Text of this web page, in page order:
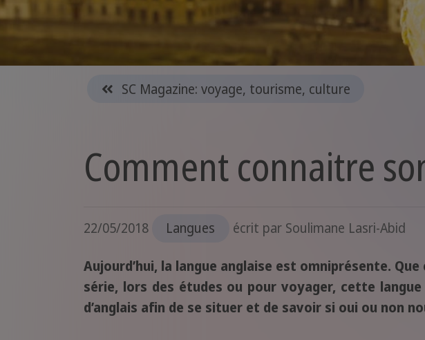
SC Magazine: voyage, tourisme, culture
Comment connaitre
22/05/2018 Langues écrit par Soulimane Lasri-Abid
Aujourd’hui, la langue anglaise est omniprésente.
série, lors des études ou pour voyager, cette
d’anglais afin de se situer et de savoir si oui ou non